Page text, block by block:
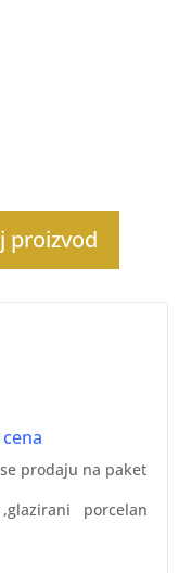
proizvod
prodaju na paket
,glazirani porcelan